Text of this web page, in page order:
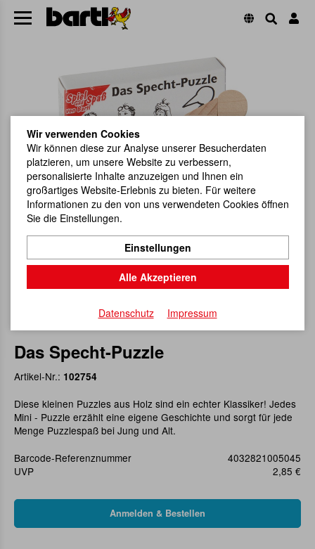
Das Specht-Puzzle
Artikel-Nr.: 102754
Diese kleinen Puzzles aus Holz sind ein echter Klassiker! Jedes
Mini - Puzzle erzählt eine eigene Geschichte und sorgt für jede
Menge Puzzlespaß bei Jung und Alt.
Barcode-Referenznummer
4032821005045
UVP
2,85 €
Wir verwenden Cookies
Wir können diese zur Analyse unserer Besucherdaten
platzieren, um unsere Website zu verbessern,
personalisierte Inhalte anzuzeigen und Ihnen ein
großartiges Website-Erlebnis zu bieten. Für weitere
Informationen zu den von uns verwendeten Cookies öffnen
Sie die Einstellungen.
Einstellungen
Alle Akzeptieren
Datenschutz Impressum